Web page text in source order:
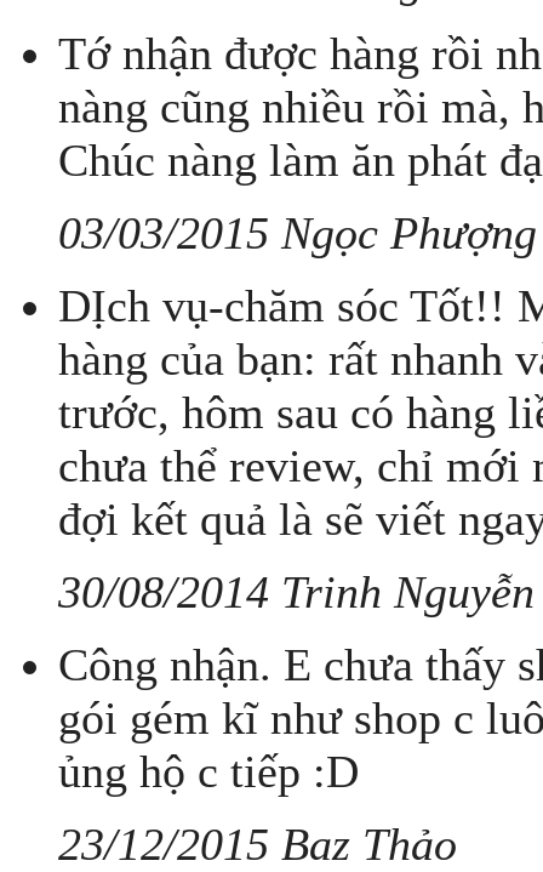
Tớ nhận được hàng rồi
nàng cũng nhiều rồi mà,
Chúc nàng làm ăn phát
03/03/2015 Ngọc Phượng
DỊch vụ-chăm sóc Tốt!!
hàng của bạn: rất nhanh
trước, hôm sau có hàng
chưa thể review, chỉ mới
đợi kết quả là sẽ viết
30/08/2014 Trinh Nguyễn
Công nhận. E chưa thấy
gói gém kĩ như shop c
ủng hộ c tiếp :D
23/12/2015 Baz Thảo